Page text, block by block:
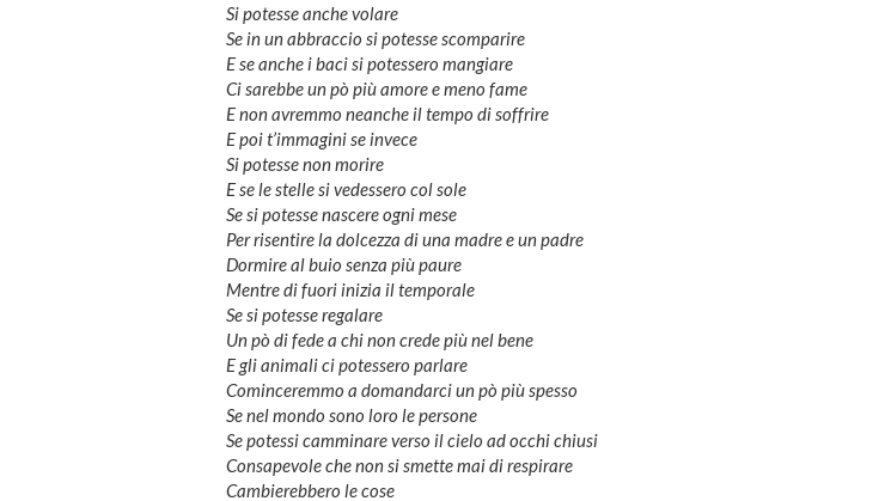
Si potesse anche volare
Se in un abbraccio si potesse scomparire
E se anche i baci si potessero mangiare
Ci sarebbe un pò più amore e meno fame
E non avremmo neanche il tempo di soffrire
E poi t’immagini se invece
Si potesse non morire
E se le stelle si vedessero col sole
Se si potesse nascere ogni mese
Per risentire la dolcezza di una madre e un padre
Dormire al buio senza più paure
Mentre di fuori inizia il temporale
Se si potesse regalare
Un pò di fede a chi non crede più nel bene
E gli animali ci potessero parlare
Cominceremmo a domandarci un pò più spesso
Se nel mondo sono loro le persone
Se potessi camminare verso il cielo ad occhi chiusi
Consapevole che non si smette mai di respirare
Cambierebbero le cose